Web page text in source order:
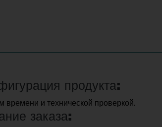
продукта:
и технической проверкой.
заказа: